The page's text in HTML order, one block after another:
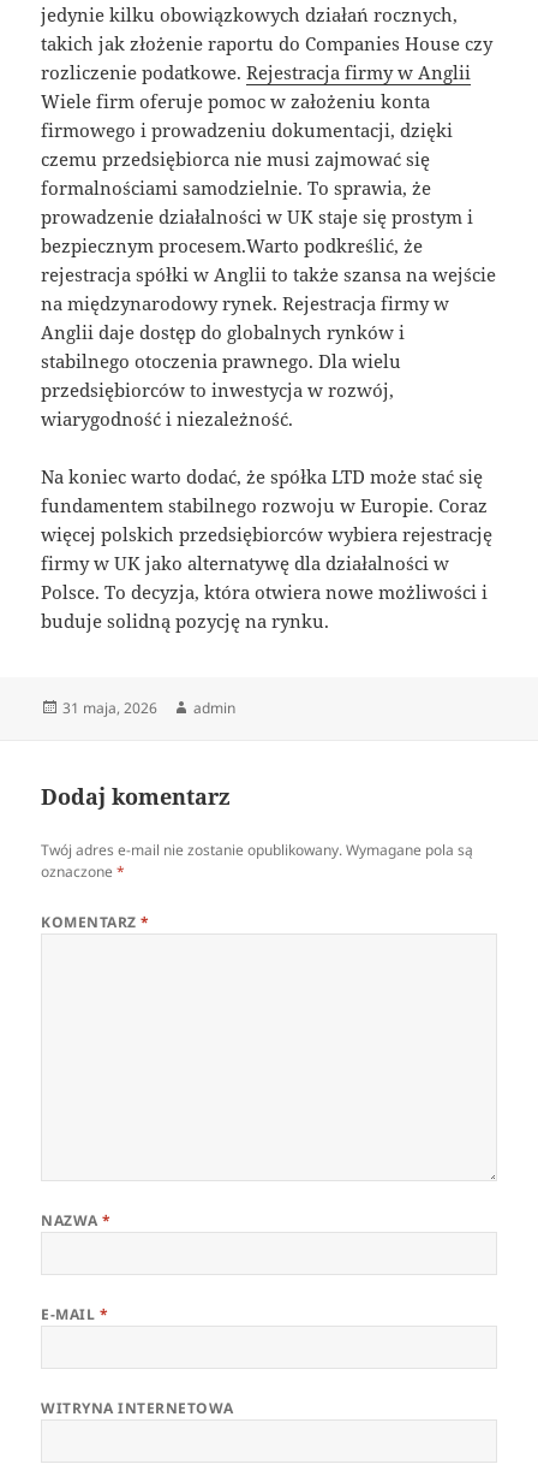
jedynie kilku obowiązkowych działań rocznych,
takich jak złożenie raportu do Companies House czy
rozliczenie podatkowe.Rejestracja firmy w Anglii
Wiele firm oferuje pomoc w założeniu konta
firmowego i prowadzeniu dokumentacji, dzięki
czemu przedsiębiorca nie musi zajmować się
formalnościami samodzielnie. To sprawia, że
prowadzenie działalności w UK staje się prostym i
bezpiecznym procesem.Warto podkreślić, że
rejestracja spółki w Anglii to także szansa na wejście
na międzynarodowy rynek. Rejestracja firmy w
Anglii daje dostęp do globalnych rynków i
stabilnego otoczenia prawnego. Dla wielu
przedsiębiorców to inwestycja w rozwój,
wiarygodność i niezależność.
Na koniec warto dodać, że spółka LTD może stać się
fundamentem stabilnego rozwoju w Europie. Coraz
więcej polskich przedsiębiorców wybiera rejestrację
firmy w UK jako alternatywę dla działalności w
Polsce. To decyzja, która otwiera nowe możliwości i
buduje solidną pozycję na rynku.
Data
31 maja, 2026 Autor
admin
Dodaj komentarz
Twój adres e-mail nie zostanie opublikowany. Wymagane pola są
oznaczone*
KOMENTARZ*
NAZWA*
E-MAIL *
WITRYNA INTERNETOWA